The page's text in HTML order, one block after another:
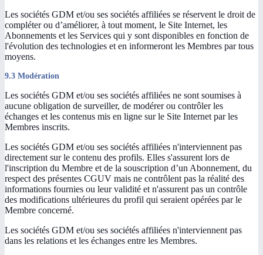
Les sociétés GDM et/ou ses sociétés affiliées se réservent le droit de
compléter ou d’améliorer, à tout moment, le Site Internet, les
Abonnements et les Services qui y sont disponibles en fonction de
l'évolution des technologies et en informeront les Membres par tous
moyens.
9.3 Modération
Les sociétés GDM et/ou ses sociétés affiliées ne sont soumises à
aucune obligation de surveiller, de modérer ou contrôler les
échanges et les contenus mis en ligne sur le Site Internet par les
Membres inscrits.
Les sociétés GDM et/ou ses sociétés affiliées n'interviennent pas
directement sur le contenu des profils. Elles s'assurent lors de
l'inscription du Membre et de la souscription d’un Abonnement, du
respect des présentes CGUV mais ne contrôlent pas la réalité des
informations fournies ou leur validité et n'assurent pas un contrôle
des modifications ultérieures du profil qui seraient opérées par le
Membre concerné.
Les sociétés GDM et/ou ses sociétés affiliées n'interviennent pas
dans les relations et les échanges entre les Membres.